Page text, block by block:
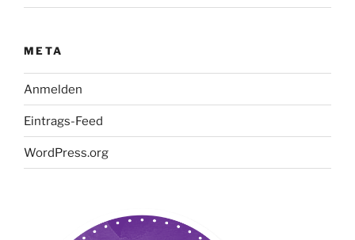
META
Anmelden
Eintrags-Feed
WordPress.org